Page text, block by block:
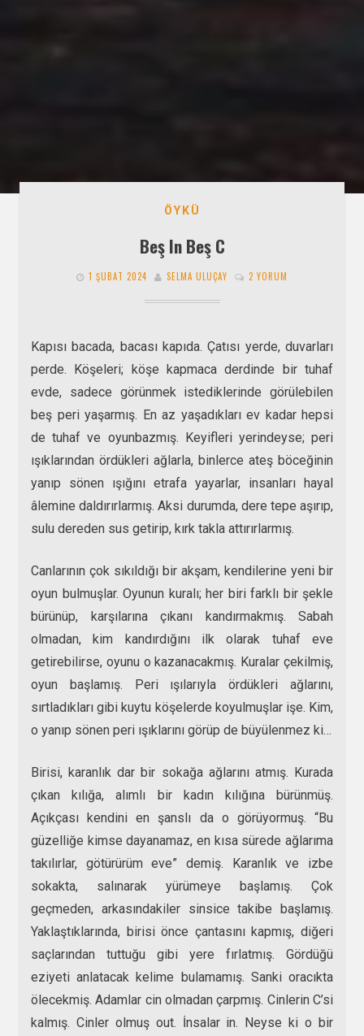
ÖYKÜ
Beş In Beş C
1 ŞUBAT 2024 SELMA ULUÇAY 2 YORUM
Kapısı bacada, bacası kapıda. Çatısı yerde, duvarları
perde. Köşeleri; köşe kapmaca derdinde bir tuhaf
evde, sadece görünmek istediklerinde görülebilen
beş peri yaşarmış. En az yaşadıkları ev kadar hepsi
de tuhaf ve oyunbazmış. Keyifleri yerindeyse; peri
ışıklarından ördükleri ağlarla, binlerce ateş böceğinin
yanıp sönen ışığını etrafa yayarlar, insanları hayal
âlemine daldırırlarmış. Aksi durumda, dere tepe aşırıp,
sulu dereden sus getirip, kırk takla attırırlarmış.
Canlarının çok sıkıldığı bir akşam, kendilerine yeni bir
oyun bulmuşlar. Oyunun kuralı; her biri farklı bir şekle
bürünüp, karşılarına çıkanı kandırmakmış. Sabah
olmadan, kim kandırdığını ilk olarak tuhaf eve
getirebilirse, oyunu o kazanacakmış. Kuralar çekilmiş,
oyun başlamış. Peri ışılarıyla ördükleri ağlarını,
sırtladıkları gibi kuytu köşelerde koyulmuşlar işe. Kim,
o yanıp sönen peri ışıklarını görüp de büyülenmez ki…
Birisi, karanlık dar bir sokağa ağlarını atmış. Kurada
çıkan kılığa, alımlı bir kadın kılığına bürünmüş.
Açıkçası kendini en şanslı da o görüyormuş. “Bu
güzelliğe kimse dayanamaz, en kısa sürede ağlarıma
takılırlar, götürürüm eve” demiş. Karanlık ve izbe
sokakta, salınarak yürümeye başlamış. Çok
geçmeden, arkasındakiler sinsice takibe başlamış.
Yaklaştıklarında, birisi önce çantasını kapmış, diğeri
saçlarından tuttuğu gibi yere fırlatmış. Gördüğü
eziyeti anlatacak kelime bulamamış. Sanki oracıkta
ölecekmiş. Adamlar cin olmadan çarpmış. Cinlerin C’si
kalmış. Cinler olmuş out. İnsalar in. Neyse ki o bir